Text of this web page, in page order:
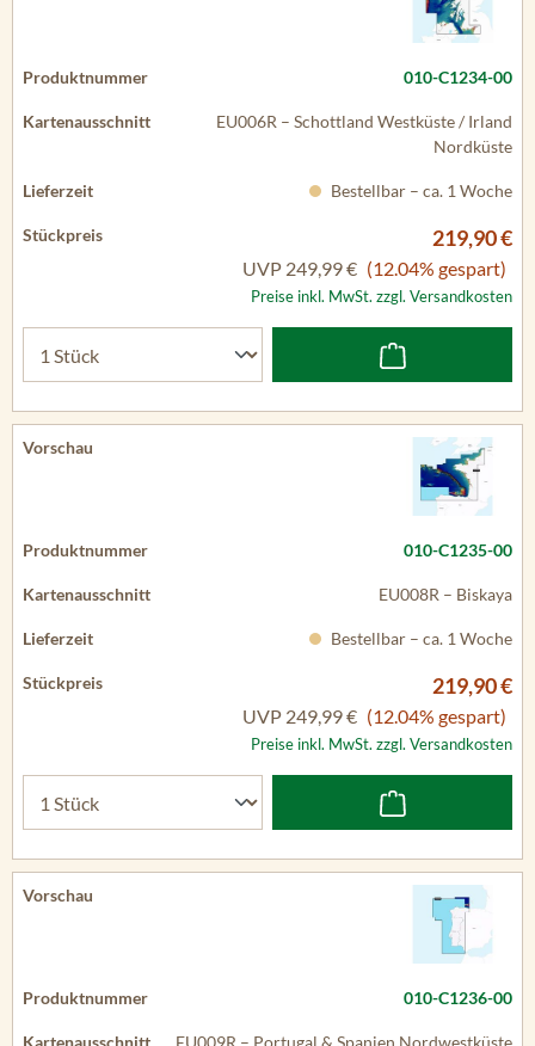
010-C1234-00
EU006R – Schottland Westküste / Irland
Nordküste
Bestellbar – ca. 1 Woche
219,90 €
UVP 249,99 € (12.04% gespart)
Preise inkl. MwSt. zzgl. Versandkosten
010-C1235-00
EU008R – Biskaya
Bestellbar – ca. 1 Woche
219,90 €
UVP 249,99 € (12.04% gespart)
Preise inkl. MwSt. zzgl. Versandkosten
010-C1236-00
EU009R – Portugal & Spanien Nordwestküste